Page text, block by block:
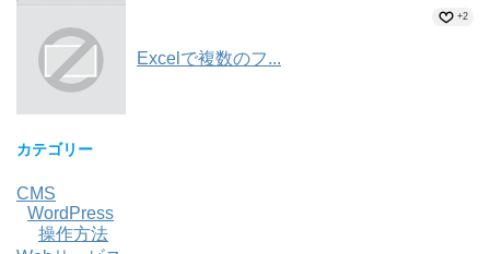
Excelで複数のフ...
+2
カテゴリー
CMS
WordPress
操作方法